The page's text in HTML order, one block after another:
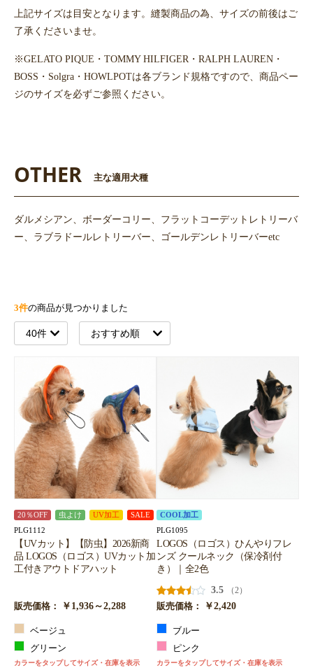
上記サイズは目安となります。縫製商品の為、サイズの前後はご
了承くださいませ。
※GELATO PIQUE・TOMMY HILFIGER・RALPH LAUREN・
BOSS・Solgra・HOWLPOTは各ブランド規格ですので、商品ペー
ジのサイズを必ずご参照ください。
OTHER 主な適用犬種
ダルメシアン、ボーダーコリー、フラットコーデットレトリーバ
ー、ラブラドールレトリーバー、ゴールデンレトリーバーetc
3件の商品が見つかりました
20％OFF 虫よけ UV加工 SALE
PLG1112
【UVカット】【防虫】2026新商
品 LOGOS（ロゴス）UVカット加
工付きアウトドアハット
販売価格： ￥1,936～2,288
ベージュ
グリーン
カラーをタップしてサイズ・在庫を表示
COOL加工
PLG1095
LOGOS（ロゴス）ひんやりフレ
ンズ クールネック（保冷剤付
き）｜全2色
3.5
（2）
販売価格：
￥2,420
ブルー
ピンク
カラーをタップしてサイズ・在庫を表示